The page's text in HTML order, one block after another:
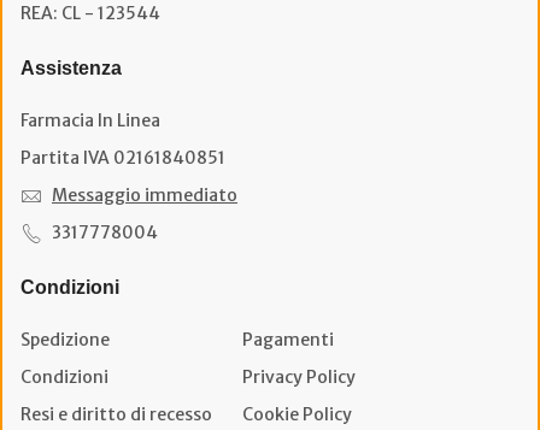
REA: CL - 123544
Assistenza
Farmacia In Linea
Partita IVA 02161840851
Messaggio immediato
3317778004
Condizioni
Spedizione
Pagamenti
Condizioni
Privacy Policy
Resi e diritto di recesso
Cookie Policy